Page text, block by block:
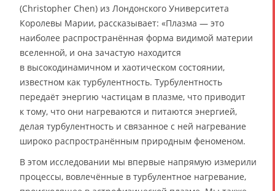
(Christopher Chen) из Лондонского Университета
Королевы Марии, рассказывает: «Плазма — это
наиболее распространённая форма видимой материи
вселенной, и она зачастую находится
в высокодинамичном и хаотическом состоянии,
известном как турбулентность. Турбулентность
передаёт энергию частицам в плазме, что приводит
к тому, что они нагреваются и питаются энергией,
делая турбулентность и связанное с ней нагревание
широко распространённым природным феноменом.
В этом исследовании мы впервые напрямую измерили
процессы, вовлечённые в турбулентное нагревание,